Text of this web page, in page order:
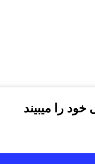
را میبیند